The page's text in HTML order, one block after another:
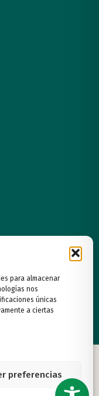
para almacenar
nos
únicas
a ciertas
preferencias